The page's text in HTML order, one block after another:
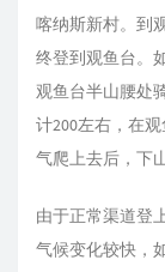
喀纳斯新村。到
终登到观鱼台。
观鱼台半山腰处
计200左右，在
气爬上去后，下
由于正常渠道登
气候变化较快，